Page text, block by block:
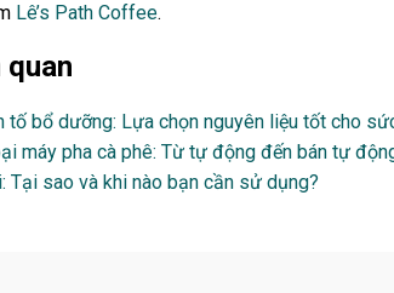
Lê’s Path Coffee.
quan
tố bổ dưỡng: Lựa chọn nguyên liệu tốt cho
máy pha cà phê: Từ tự động đến bán tự
Tại sao và khi nào bạn cần sử dụng?